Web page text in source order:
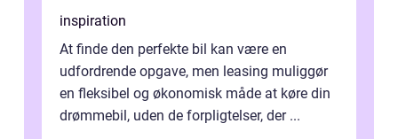
inspiration
At finde den perfekte bil kan være en
udfordrende opgave, men leasing muliggør
en fleksibel og økonomisk måde at køre din
drømmebil, uden de forpligtelser, der ...